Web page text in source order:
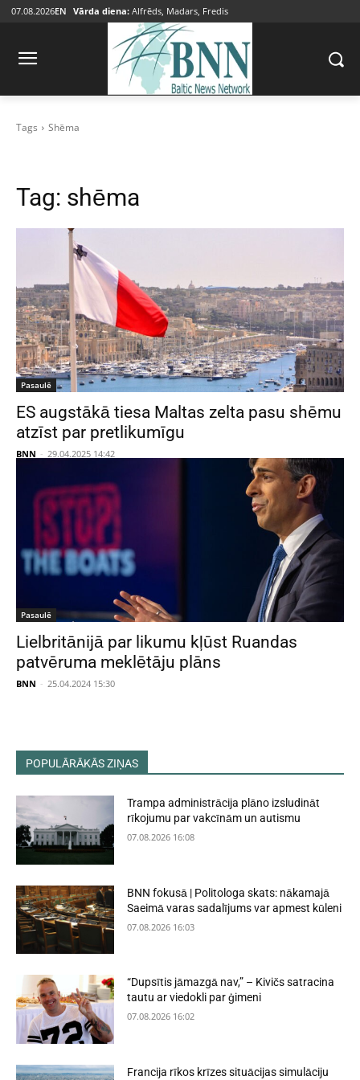
07.08.2026EN Vārda diena: Alfrēds, Madars, Fredis
Tags Shēma
Tag: shēma
Pasaulē
ES augstākā tiesa Maltas zelta pasu shēmu
atzīst par pretlikumīgu
BNN - 29.04.2025 14:42
Pasaulē
Lielbritānijā par likumu kļūst Ruandas
patvēruma meklētāju plāns
BNN - 25.04.2024 15:30
POPULĀRĀKĀS ZIŅAS
Trampa administrācija plāno izsludināt
rīkojumu par vakcīnām un autismu
07.08.2026 16:08
BNN fokusā | Politologa skats: nākamajā
Saeimā varas sadalījums var apmest kūleni
07.08.2026 16:03
“Dupsītis jāmazgā nav,” – Kivičs satracina
tautu ar viedokli par ģimeni
07.08.2026 16:02
Francija rīkos krīzes situācijas simulāciju